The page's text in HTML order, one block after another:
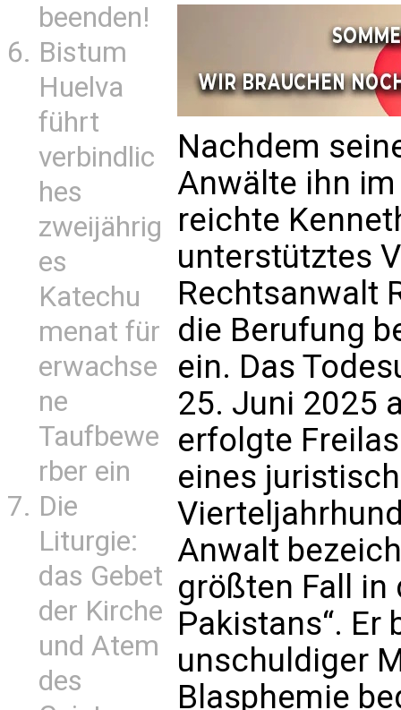
beenden!
Bistum
Huelva
führt
verbindlic
hes
zweijährig
es
Katechu
menat für
erwachse
ne
Taufbewe
rber ein
Die
Liturgie:
das Gebet
der Kirche
und Atem
des
Nachdem
Anwälte ihn
reichte
unterstütztes
Rechtsanwalt
die Berufung
ein. Das
25. Juni 2025
erfolgte
eines
Anwalt
größten Fall
Pakistans“. Er
unschuldiger
Blasphemie